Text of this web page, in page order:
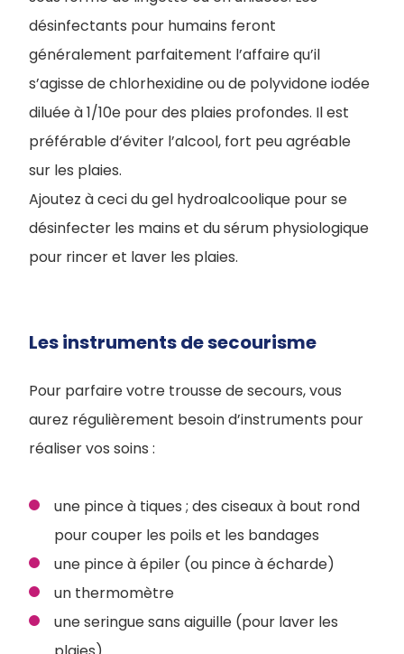
désinfectants pour humains feront
généralement parfaitement l’affaire qu’il
s’agisse de chlorhexidine ou de polyvidone iodée
diluée à 1/10e pour des plaies profondes. Il est
préférable d’éviter l’alcool, fort peu agréable
sur les plaies.
Ajoutez à ceci du gel hydroalcoolique pour se
désinfecter les mains et du sérum physiologique
pour rincer et laver les plaies.
Les instruments de secourisme
Pour parfaire votre trousse de secours, vous
aurez régulièrement besoin d’instruments pour
réaliser vos soins :
une pince à tiques ; des ciseaux à bout rond
pour couper les poils et les bandages
une pince à épiler (ou pince à écharde)
un thermomètre
une seringue sans aiguille (pour laver les